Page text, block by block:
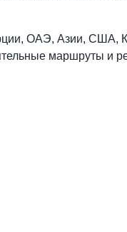
ОАЭ, Азии, США,
маршруты и